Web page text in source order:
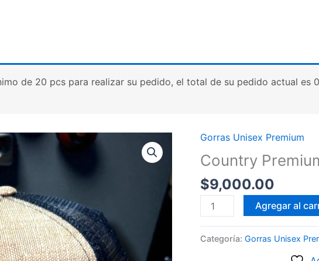
de 20 pcs para realizar su pedido, el total de su pedido actual es
Gorras Unisex Premium
Country
$9,000.00
Country
Premium
cantidad
Agregar al
Categoría: Gorras Unisex